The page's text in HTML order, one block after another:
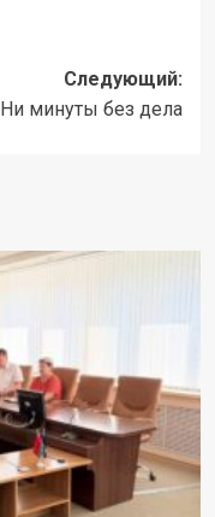
Следующий:
Ни минуты без дела